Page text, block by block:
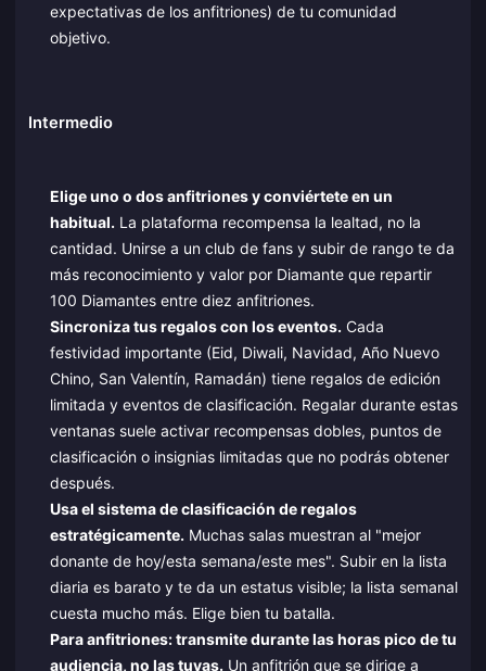
expectativas de los anfitriones) de tu comunidad
objetivo.
Intermedio
Elige uno o dos anfitriones y conviértete en un
habitual. La plataforma recompensa la lealtad, no la
cantidad. Unirse a un club de fans y subir de rango te da
más reconocimiento y valor por Diamante que repartir
100 Diamantes entre diez anfitriones.
Sincroniza tus regalos con los eventos. Cada
festividad importante (Eid, Diwali, Navidad, Año Nuevo
Chino, San Valentín, Ramadán) tiene regalos de edición
limitada y eventos de clasificación. Regalar durante estas
ventanas suele activar recompensas dobles, puntos de
clasificación o insignias limitadas que no podrás obtener
después.
Usa el sistema de clasificación de regalos
estratégicamente. Muchas salas muestran al "mejor
donante de hoy/esta semana/este mes". Subir en la lista
diaria es barato y te da un estatus visible; la lista semanal
cuesta mucho más. Elige bien tu batalla.
Para anfitriones: transmite durante las horas pico de tu
audiencia, no las tuyas. Un anfitrión que se dirige a